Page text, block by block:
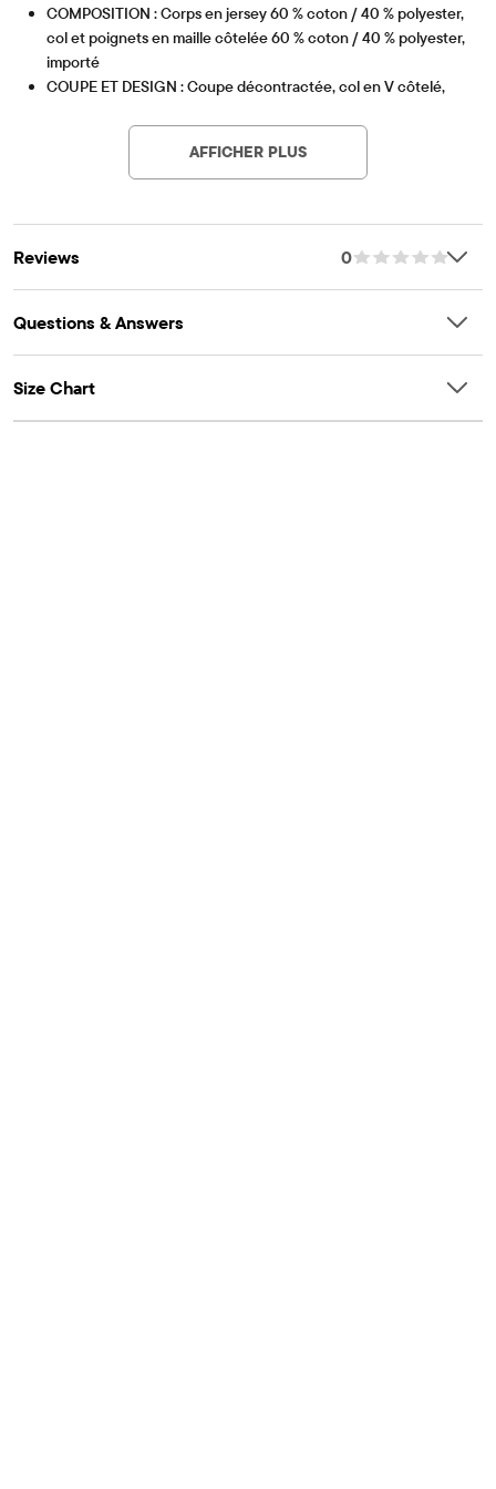
COMPOSITION : Corps en jersey 60 % coton / 40 % polyester,
col et poignets en maille côtelée 60 % coton / 40 % polyester,
importé
COUPE ET DESIGN : Coupe décontractée, col en V côtelé,
longueur à la taille, ourlet brut
CARACTÉRISTIQUES : Doux au toucher, design graphique
universitaire, prélavé pour plus de douceur et pour réduire le
AFFICHER PLUS
Reviews 0
Questions & Answers
Size Chart